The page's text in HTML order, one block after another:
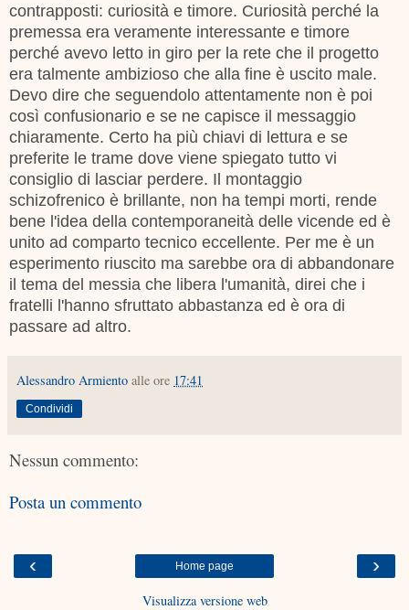
contrapposti: curiosità e timore. Curiosità perché la
premessa era veramente interessante e timore
perché avevo letto in giro per la rete che il progetto
era talmente ambizioso che alla fine è uscito male.
Devo dire che seguendolo attentamente non è poi
così confusionario e se ne capisce il messaggio
chiaramente. Certo ha più chiavi di lettura e se
preferite le trame dove viene spiegato tutto vi
consiglio di lasciar perdere. Il montaggio
schizofrenico è brillante, non ha tempi morti, rende
bene l'idea della contemporaneità delle vicende ed è
unito ad comparto tecnico eccellente. Per me è un
esperimento riuscito ma sarebbe ora di abbandonare
il tema del messia che libera l'umanità, direi che i
fratelli l'hanno sfruttato abbastanza ed è ora di
passare ad altro.
Alessandro Armiento alle ore 17:41
Condividi
Nessun commento:
Posta un commento
‹ ›
Home page
Visualizza versione web